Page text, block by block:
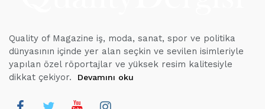
Quality of Magazine iş, moda, sanat, spor ve politika
dünyasının içinde yer alan seçkin ve sevilen isimleriyle
yapılan özel röportajlar ve yüksek resim kalitesiyle
dikkat çekiyor.
Devamını oku